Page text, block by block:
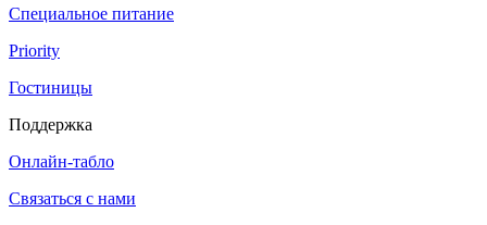
Специальное питание
Priority
Гостиницы
Поддержка
Онлайн-табло
Связаться с нами